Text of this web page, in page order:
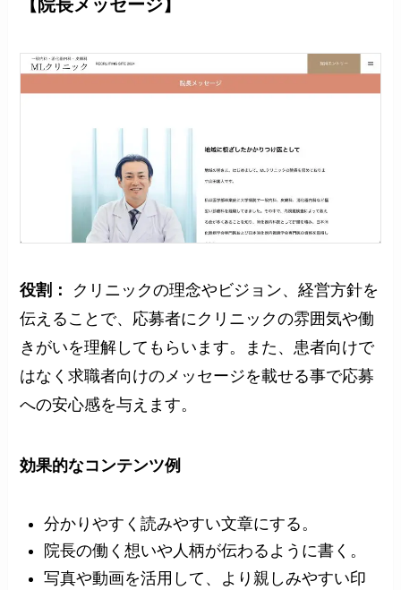
【院長メッセージ】
役割：
クリニックの理念やビジョン、経営方針を
伝えることで、応募者にクリニックの雰囲気や働
きがいを理解してもらいます。また、患者向けで
はなく求職者向けのメッセージを載せる事で応募
への安心感を与えます。
効果的なコンテンツ例
分かりやすく読みやすい文章にする。
院長の働く想いや人柄が伝わるように書く。
写真や動画を活用して、より親しみやすい印